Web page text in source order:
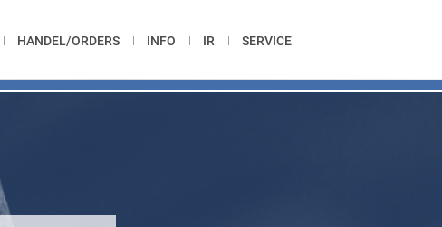
HANDEL/ORDERS INFO IR SERVICE